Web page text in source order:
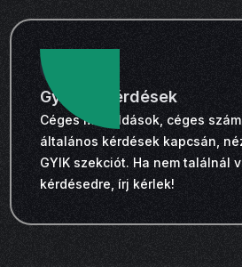
Gyakori kérdések
Céges megoldások, céges
általános kérdések kapcsán,
GYIK szekciót. Ha nem találnál
kérdésedre, írj kérlek!